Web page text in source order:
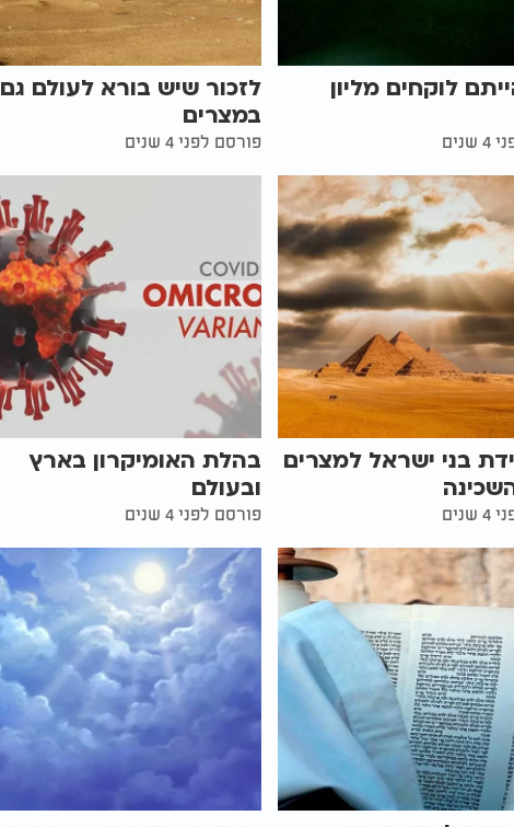
לוקחים מליון
לזכור שיש בורא לעולם גם
במצרים
פורסם לפני 4 שנים
בני ישראל למצרים
בהלת האומיקרון בארץ
ובעולם
פורסם לפני 4 שנים